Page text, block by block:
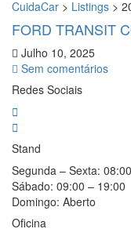
CuidaCar > Listings >
FORD TRANSIT
Julho 10, 2025
Sem comentários
Redes Sociais
Stand
Segunda – Sexta:
Sábado: 09:00 – 19:00
Domingo: Aberto
Oficina